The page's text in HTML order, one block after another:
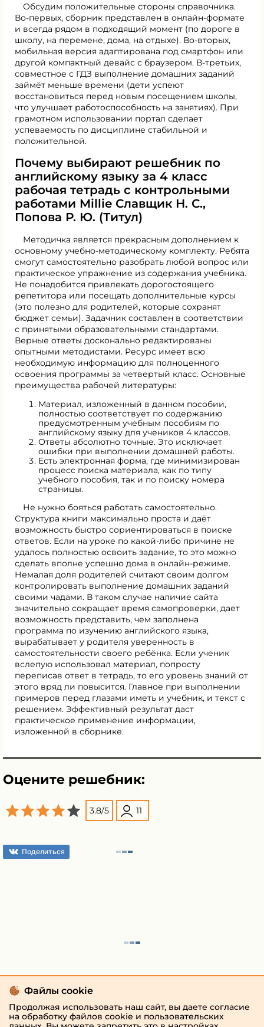
Обсудим положительные стороны справочника.
Во-первых, сборник представлен в онлайн-формате
и всегда рядом в подходящий момент (по дороге в
школу, на перемене, дома, на отдыхе). Во-вторых,
мобильная версия адаптирована под смартфон или
другой компактный девайс с браузером. В-третьих,
совместное с ГДЗ выполнение домашних заданий
займёт меньше времени (дети успеют
восстановиться перед новым посещением школы,
что улучшает работоспособность на занятиях). При
грамотном использовании портал сделает
успеваемость по дисциплине стабильной и
положительной.
Почему выбирают решебник по
английскому языку за 4 класс
рабочая тетрадь с контрольными
работами Millie Славщик Н. С.,
Попова Р. Ю. (Титул)
Методичка является прекрасным дополнением к
основному учебно-методическому комплекту. Ребята
смогут самостоятельно разобрать любой вопрос или
практическое упражнение из содержания учебника.
Не понадобится привлекать дорогостоящего
репетитора или посещать дополнительные курсы
(это полезно для родителей, которые сохранят
бюджет семьи). Задачник составлен в соответствии
с принятыми образовательными стандартами.
Верные ответы досконально редактированы
опытными методистами. Ресурс имеет всю
необходимую информацию для полноценного
освоения программы за четвертый класс. Основные
преимущества рабочей литературы:
Материал, изложенный в данном пособии,
полностью соответствует по содержанию
предусмотренным учебным пособиям по
английскому языку для учеников 4 классов.
Ответы абсолютно точные. Это исключает
ошибки при выполнении домашней работы.
Есть электронная форма, где минимизирован
процесс поиска материала, как по типу
учебного пособия, так и по поиску номера
страницы.
Не нужно бояться работать самостоятельно.
Структура книги максимально проста и даёт
возможность быстро сориентироваться в поиске
ответов. Если на уроке по какой-либо причине не
удалось полностью освоить задание, то это можно
сделать вполне успешно дома в онлайн-режиме.
Немалая доля родителей считают своим долгом
контролировать выполнение домашних заданий
своими чадами. В таком случае наличие сайта
значительно сокращает время самопроверки, дает
возможность представить, чем заполнена
программа по изучению английского языка,
вырабатывает у родителя уверенность в
самостоятельности своего ребёнка. Если ученик
вслепую использовал материал, попросту
переписав ответ в тетрадь, то его уровень знаний от
этого вряд ли повысится. Главное при выполнении
примеров перед глазами иметь и учебник, и текст с
решением. Эффективный результат даст
практическое применение информации,
изложенной в сборнике.
Оцените решебник:
3.8/5 11
Поделиться
Файлы cookie
Продолжая использовать наш сайт, вы даете согласие
на обработку файлов cookie и пользовательских